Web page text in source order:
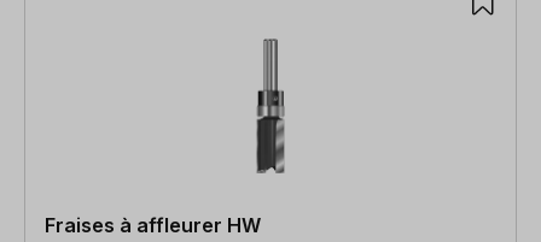
Fraises à affleurer HW